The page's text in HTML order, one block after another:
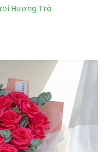
Hương Trà